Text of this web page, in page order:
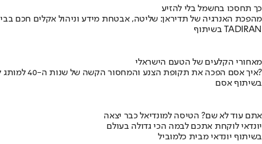
כך תחסכו בחשמל בלי להזיע
מהפכת האנרגיה של תדיראן: שליטה, אבטחת מידע וניהול אקלים חכם
בשיתוף TADIRAN
מאחורי הקלעים של הטעם הישראלי
איך אסם הפכה את תקופת הצנע והמחסור הקשה של שנות ה-40 למותג לאומי?
בשיתוף אסם
אתם עוד לא שם? הטיסה למונדיאל כבר יצאה
יונדאי לוקחת אתכם לבמה הכי גדולה בעולם
בשיתוף יונדאי מבית כלמוביל